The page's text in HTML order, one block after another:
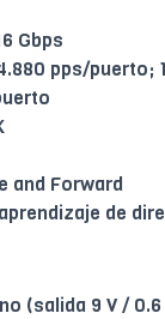
Gbps
pps/
and Forward
de
(salida 9 V / 0.6